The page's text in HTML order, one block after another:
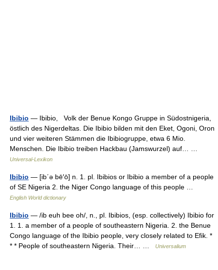
Ibibio — Ibibio, Volk der Benue Kongo Gruppe in Südostnigeria,
östlich des Nigerdeltas. Die Ibibio bilden mit den Eket, Ogoni, Oron
und vier weiteren Stämmen die Ibibiogruppe, etwa 6 Mio.
Menschen. Die Ibibio treiben Hackbau (Jamswurzel) auf… …
Universal-Lexikon
Ibibio — [ib΄ə bē′ō] n. 1. pl. Ibibios or Ibibio a member of a people
of SE Nigeria 2. the Niger Congo language of this people …
English World dictionary
Ibibio — /ib euh bee oh/, n., pl. Ibibios, (esp. collectively) Ibibio for
1. 1. a member of a people of southeastern Nigeria. 2. the Benue
Congo language of the Ibibio people, very closely related to Efik. *
* * People of southeastern Nigeria. Their… …
Universalium